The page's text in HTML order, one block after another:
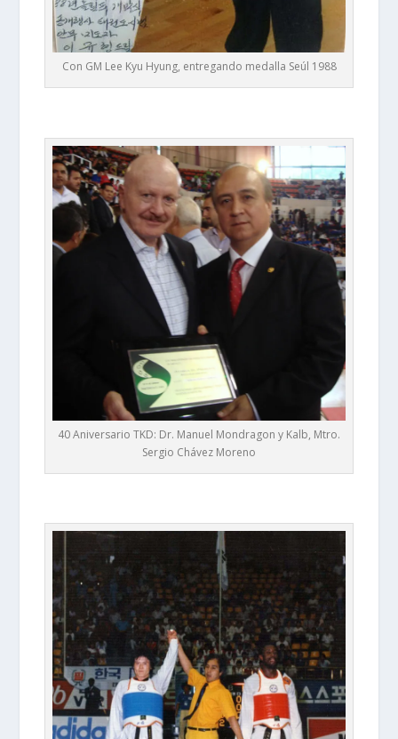
Con GM Lee Kyu Hyung, entregando medalla Seúl 1988
40 Aniversario TKD: Dr. Manuel Mondragon y Kalb, Mtro.
Sergio Chávez Moreno